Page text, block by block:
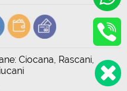
Ciocana, Rascani,